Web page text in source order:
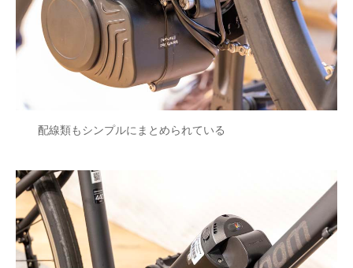
配線類もシンプルにまとめられている